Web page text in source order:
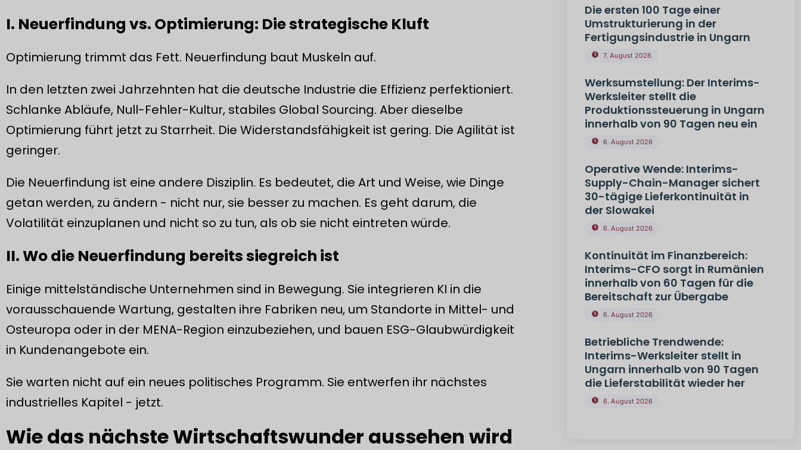
I. Neuerfindung vs. Optimierung: Die strategische Kluft
Optimierung trimmt das Fett. Neuerfindung baut Muskeln auf.
In den letzten zwei Jahrzehnten hat die deutsche Industrie die Effizienz perfektioniert.
Schlanke Abläufe, Null-Fehler-Kultur, stabiles Global Sourcing. Aber dieselbe
Optimierung führt jetzt zu Starrheit. Die Widerstandsfähigkeit ist gering. Die Agilität ist
geringer.
Die Neuerfindung ist eine andere Disziplin. Es bedeutet, die Art und Weise, wie Dinge
getan werden, zu ändern - nicht nur, sie besser zu machen. Es geht darum, die
Volatilität einzuplanen und nicht so zu tun, als ob sie nicht eintreten würde.
II. Wo die Neuerfindung bereits siegreich ist
Einige mittelständische Unternehmen sind in Bewegung. Sie integrieren KI in die
vorausschauende Wartung, gestalten ihre Fabriken neu, um Standorte in Mittel- und
Osteuropa oder in der MENA-Region einzubeziehen, und bauen ESG-Glaubwürdigkeit
in Kundenangebote ein.
Sie warten nicht auf ein neues politisches Programm. Sie entwerfen ihr nächstes
industrielles Kapitel - jetzt.
Wie das nächste Wirtschaftswunder aussehen wird
Die ersten 100 Tage einer
Umstrukturierung in der
Fertigungsindustrie in Ungarn
7. August 2026
Werksumstellung: Der Interims-
Werksleiter stellt die
Produktionssteuerung in Ungarn
innerhalb von 90 Tagen neu ein
6. August 2026
Operative Wende: Interims-
Supply-Chain-Manager sichert
30-tägige Lieferkontinuität in
der Slowakei
6. August 2026
Kontinuität im Finanzbereich:
Interims-CFO sorgt in Rumänien
innerhalb von 60 Tagen für die
Bereitschaft zur Übergabe
6. August 2026
Betriebliche Trendwende:
Interims-Werksleiter stellt in
Ungarn innerhalb von 90 Tagen
die Lieferstabilität wieder her
6. August 2026